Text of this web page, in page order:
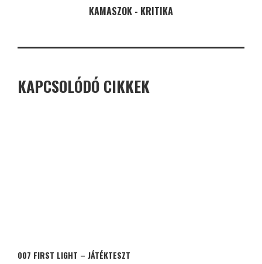
KAMASZOK - KRITIKA
KAPCSOLÓDÓ CIKKEK
007 FIRST LIGHT – JÁTÉKTESZT